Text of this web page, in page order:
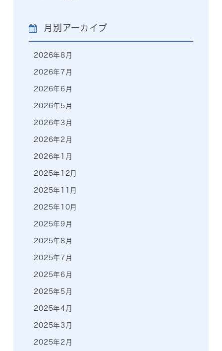
月別アーカイブ
2026年8月
2026年7月
2026年6月
2026年5月
2026年3月
2026年2月
2026年1月
2025年12月
2025年11月
2025年10月
2025年9月
2025年8月
2025年7月
2025年6月
2025年5月
2025年4月
2025年3月
2025年2月